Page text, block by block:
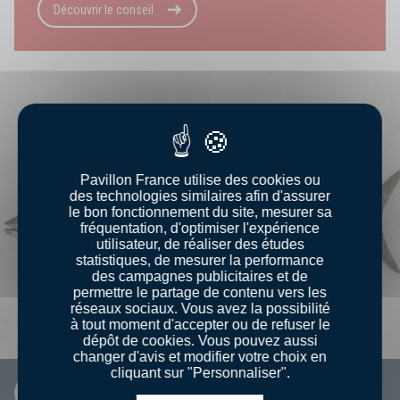
Découvrir le conseil
FICHE INFO
Pavillon France utilise des cookies ou
des technologies similaires afin d'assurer
le bon fonctionnement du site, mesurer sa
fréquentation, d'optimiser l'expérience
utilisateur, de réaliser des études
statistiques, de mesurer la performance
des campagnes publicitaires et de
permettre le partage de contenu vers les
réseaux sociaux. Vous avez la possibilité
à tout moment d'accepter ou de refuser le
dépôt de cookies. Vous pouvez aussi
changer d'avis et modifier votre choix en
cliquant sur "Personnaliser".